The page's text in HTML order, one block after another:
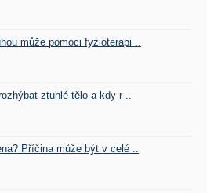
může pomoci fyzioterapi ..
ztuhlé tělo a kdy r ..
Příčina může být v celé ..